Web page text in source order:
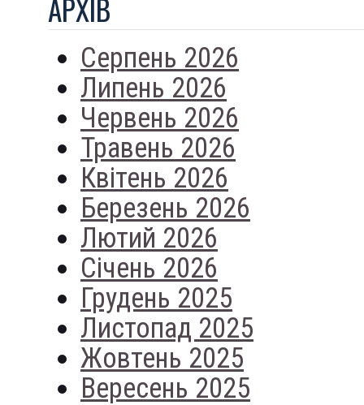
АРХIВ
Серпень 2026
Липень 2026
Червень 2026
Травень 2026
Квітень 2026
Березень 2026
Лютий 2026
Січень 2026
Грудень 2025
Листопад 2025
Жовтень 2025
Вересень 2025